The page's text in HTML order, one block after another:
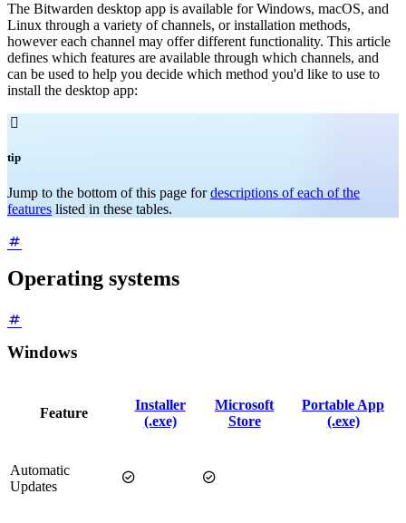
The Bitwarden desktop app is available for Windows, macOS, and
Linux through a variety of channels, or installation methods,
however each channel may offer different functionality. This article
defines which features are available through which channels, and
can be used to help you decide which method you'd like to use to
install the desktop app:

tip
Jump to the bottom of this page fordescriptions of each of the
features listed in these tables.
Operating systems
Windows
Feature
Installer
(.exe)
Microsoft
Store
Portable App
(.exe)
Automatic
Updates
 